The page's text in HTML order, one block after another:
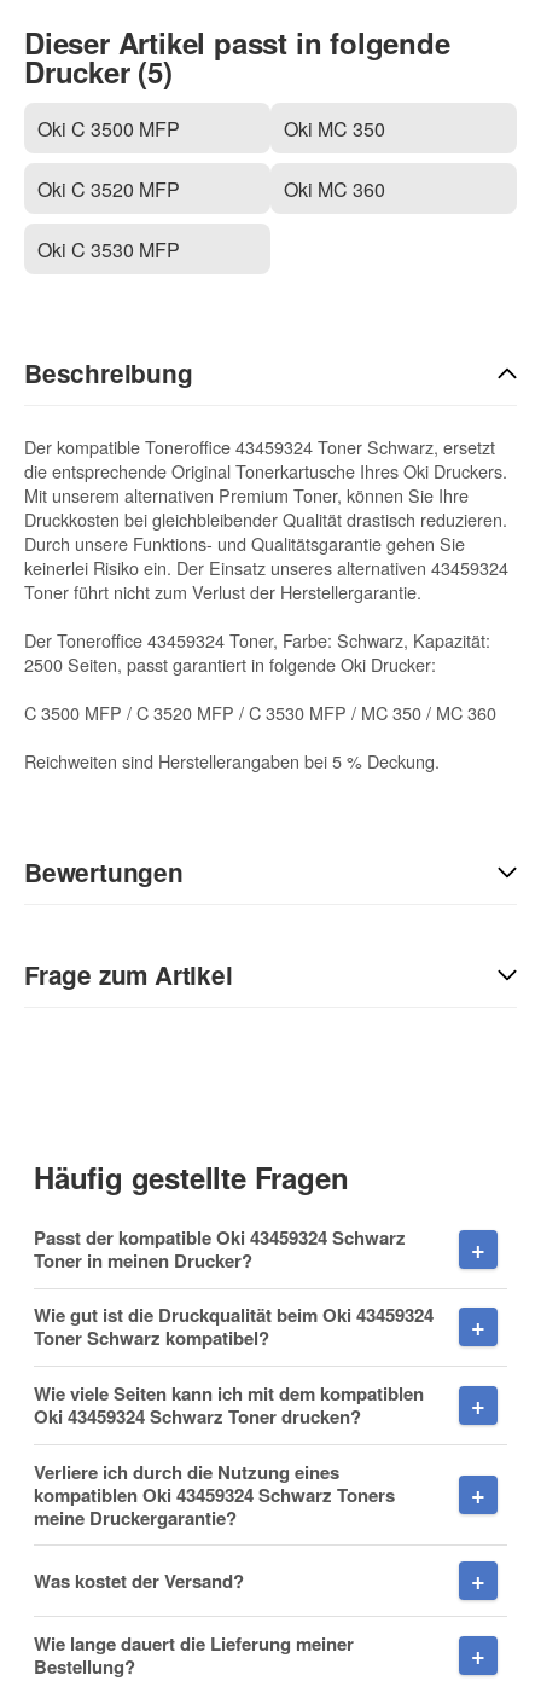
Dieser Artikel passt in folgende
Drucker (5)
Oki C 3500 MFP
Oki C 3520 MFP
Oki C 3530 MFP
Oki MC 350
Oki MC 360
Beschreibung
Der kompatible Toneroffice 43459324 Toner Schwarz, ersetzt
die entsprechende Original Tonerkartusche Ihres Oki Druckers.
Mit unserem alternativen Premium Toner, können Sie Ihre
Druckkosten bei gleichbleibender Qualität drastisch reduzieren.
Durch unsere Funktions- und Qualitätsgarantie gehen Sie
keinerlei Risiko ein. Der Einsatz unseres alternativen 43459324
Toner führt nicht zum Verlust der Herstellergarantie.
Der Toneroffice 43459324 Toner, Farbe: Schwarz, Kapazität:
2500 Seiten, passt garantiert in folgende Oki Drucker:
C 3500 MFP / C 3520 MFP / C 3530 MFP / MC 350 / MC 360
Reichweiten sind Herstellerangaben bei 5 % Deckung.
Bewertungen
Sie Anderen bei der Kaufentscheidung:
Frage zum Artikel
Nachname
Firma
E-Mail
Häufig gestellte Fragen
Passt der kompatible Oki 43459324 Schwarz
Toner in meinen Drucker?
Wie gut ist die Druckqualität beim Oki 43459324
Toner Schwarz kompatibel?
Wie viele Seiten kann ich mit dem kompatiblen
Oki 43459324 Schwarz Toner drucken?
Verliere ich durch die Nutzung eines
kompatiblen Oki 43459324 Schwarz Toners
meine Druckergarantie?
Was kostet der Versand?
Wie lange dauert die Lieferung meiner
Bestellung?